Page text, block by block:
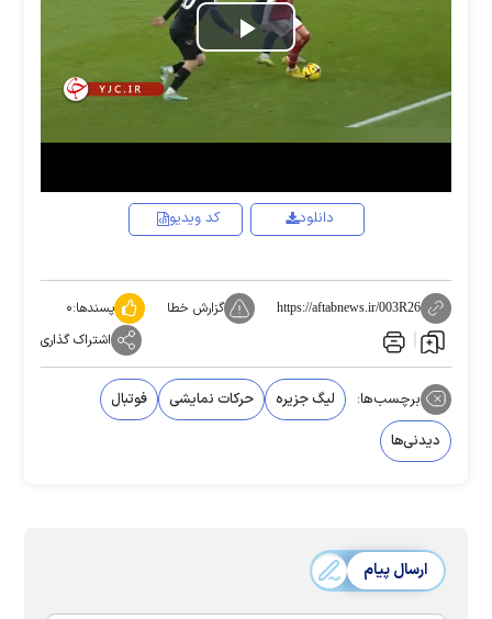
Play
Video
کد ویدیو دانلود
https://aftabnews.ir/003R26 گزارش خطا پسندها:۰
اشتراک گذاری
برچسب‌ها: لیگ جزیره حرکات نمایشی
فوتبال
دیدنی‌ها
ارسال پیام